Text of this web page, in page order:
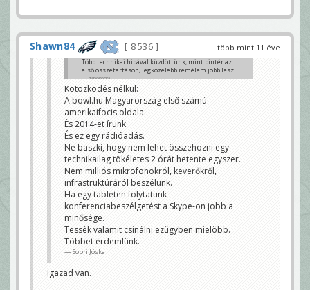
több mint 11 éve
Shawn84 8 536
Több technikai hibával küzdöttünk, mint pintér az
első összetartáson, legközelebb remélem jobb lesz...
gabokocka
Kötözködés nélkül:
A bowl.hu Magyarország első számú
amerikaifocis oldala.
És 2014-et írunk.
És ez egy rádióadás.
Ne baszki, hogy nem lehet összehozni egy
technikailag tökéletes 2 órát hetente egyszer.
Nem milliós mikrofonokról, keverőkről,
infrastruktúráról beszélünk.
Ha egy tableten folytatunk
konferenciabeszélgetést a Skype-on jobb a
minősége.
Tessék valamit csinálni ezügyben mielöbb.
Többet érdemlünk.
Sobri Jóska
Igazad van.